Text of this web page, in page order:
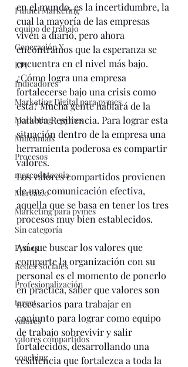
Funnel Marketing
equipo de trabajo
Generación X
KPI
Indicadores
Marketing Digital para pymes
Marketing - pymes
Millennials
Procesos
mercadotecnia
Merca2.0
Marketing para pymes
Sin categoría
Pymes
Redes Sociales
Profesionalización
target
valores
valores compartidos
coaching
en el mundo, es la incertidumbre, la
cual la mayoría de las empresas
viven a diario, pero ahora
encontramos que la esperanza se
encuentra en el nivel más bajo.
¿Cómo logra una empresa
fortalecerse bajo una crisis como
esta? Mucha gente hablará de la
palabra Resiliencia. Para lograr esta
situación dentro de la empresa una
herramienta poderosa es compartir
valores.
Los valores compartidos provienen
de una comunicación efectiva,
aquella que se basa en tener los tres
procesos muy bien establecidos.
Así que buscar los valores que
comparte la organización con su
personal es el momento de ponerlo
en práctica, saber que valores son
necesarios para trabajar en
conjunto para lograr como equipo
de trabajo sobrevivir y salir
fortalecidos, desarrollando una
resiliencia que fortalezca a toda la